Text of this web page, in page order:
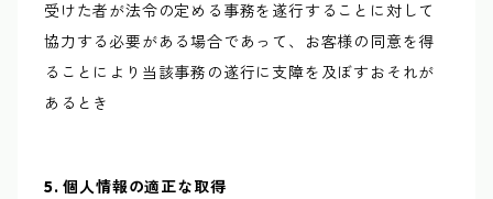
受けた者が法令の定める事務を遂行することに対して
協力する必要がある場合であって、お客様の同意を得
ることにより当該事務の遂行に支障を及ぼすおそれが
あるとき
5. 個人情報の適正な取得